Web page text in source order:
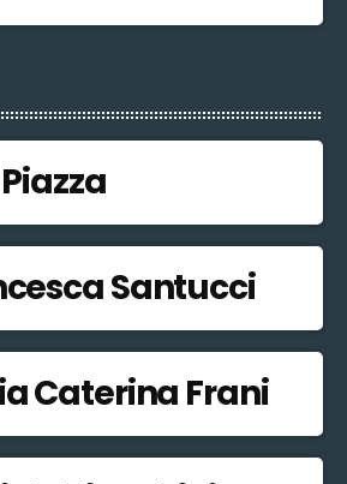
Santucci
Caterina Frani